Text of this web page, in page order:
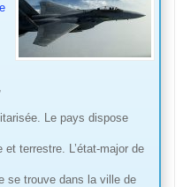
Le pays dispose
et terrestre. L’état-major de
se trouve dans la ville de